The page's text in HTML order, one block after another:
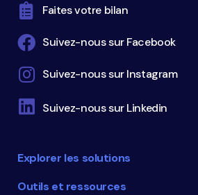
Explorer les solutions
Outils et ressources
Faites votre bilan
Suivez-nous sur Facebook
Suivez-nous sur Instagram
Suivez-nous sur Linkedin